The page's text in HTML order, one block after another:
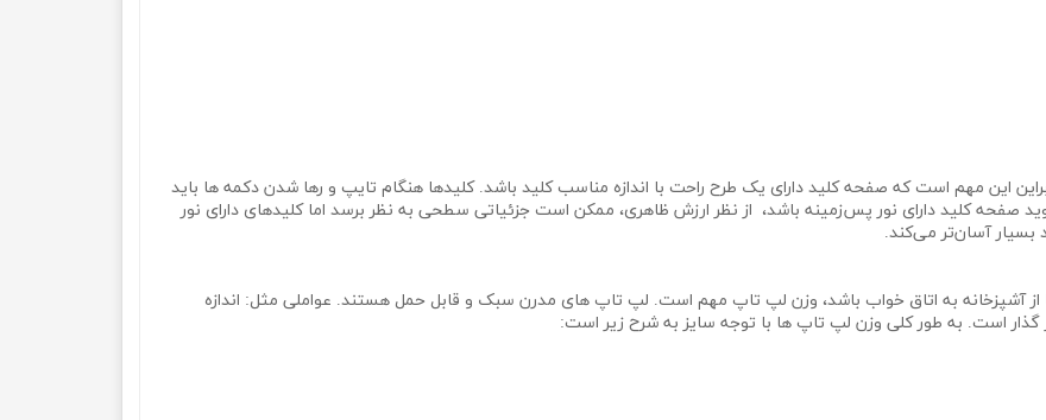
این مهم است که صفحه کلید دارای یک طرح راحت با اندازه مناسب کلید باشد. کلیدها هنگام تایپ و رها شدن دکمه‌ ها باید
کلید دارای نور پس‌زمینه باشد، از نظر ارزش ظاهری، ممکن است جزئیاتی سطحی به نظر برسد اما کلیدهای دارای نور
آسان‌تر می‌کند.
آشپزخانه به اتاق خواب باشد، وزن لپ تاپ مهم است. لپ تاپ های مدرن سبک و قابل حمل هستند. عواملی مثل: اندازه
گذار است. به طور کلی وزن لپ تاپ‌ ها با توجه سایز به شرح زیر است: